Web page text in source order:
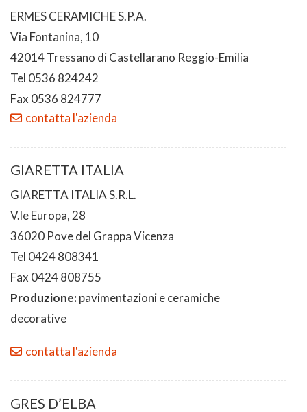
ERMES CERAMICHE S.P.A.
Via Fontanina, 10
42014 Tressano di Castellarano Reggio-Emilia
Tel 0536 824242
Fax 0536 824777
contatta l'azienda
GIARETTA ITALIA
GIARETTA ITALIA S.R.L.
V.le Europa, 28
36020 Pove del Grappa Vicenza
Tel 0424 808341
Fax 0424 808755
Produzione:pavimentazioni e ceramiche
decorative
contatta l'azienda
GRES D’ELBA